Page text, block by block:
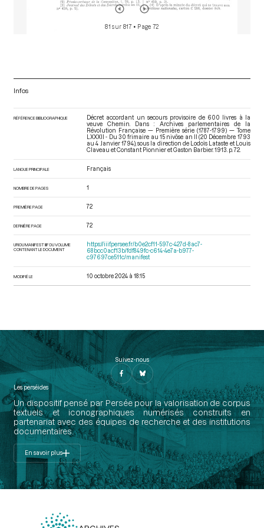
81 sur 817 • Page 72
Infos
RÉFÉRENCE BIBLIOGRAPHIQUE
Décret accordant un secours provisoire de 600 livres à la
veuve Chemin. Dans : Archives parlementaires de la
Révolution Française — Première série (1787-1799) — Tome
LXXXII - Du 30 frimaire au 15 nivôse an II (20 Décembre 1793
au 4 Janvier 1794), sous la direction de Lodoïs Lataste et Louis
Claveau et Constant Pionnier et Gaston Barbier. 1913. p. 72.
LANGUE PRINCIPALE Français
NOMBRE DE PAGES 1
PREMIÈRE PAGE 72
DERNIÈRE PAGE 72
URI DU MANIFEST IIIF DU VOLUME
CONTENANT LE DOCUMENT
https://iiif.persee.fr/b0e2cf11-597c-427d-8ac7-
68bcc0acf13b/fdf849fc-c614-4e7a-b977-
c97697ce511c/manifest
MODIFIÉ LE 10 octobre 2024 à 18:15
Suivez-nous
Les perséides
Un dispositif pensé par Persée pour la valorisation de corpus
textuels et iconographiques numérisés construits en
partenariat avec des équipes de recherche et des institutions
documentaires.
En savoir plus